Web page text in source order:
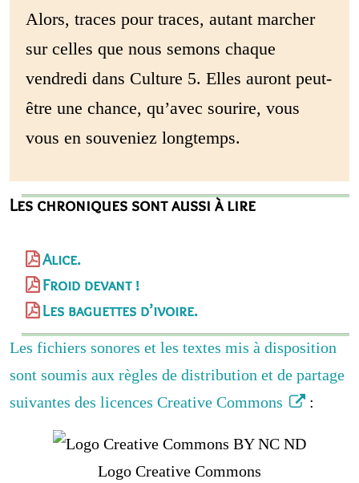
Alors, traces pour traces, autant marcher
sur celles que nous semons chaque
vendredi dans Culture 5. Elles auront peut-
être une chance, qu’avec sourire, vous
vous en souveniez longtemps.
Les chroniques sont aussi à lire
Alice.
Froid devant !
Les baguettes d’ivoire.
Les fichiers sonores et les textes mis à disposition
sont soumis aux règles de distribution et de partage
suivantes des licences Creative Commons
:
Logo Creative Commons